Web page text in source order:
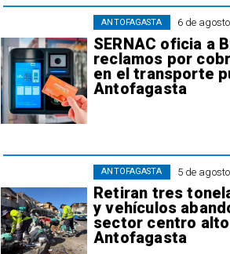
6 de
SERNAC oficia a
reclamos por
en el transporte
Antofagasta
ANTOFAGASTA
5 de
Retiran tres
y vehículos
sector centro
Antofagasta
ANTOFAGASTA